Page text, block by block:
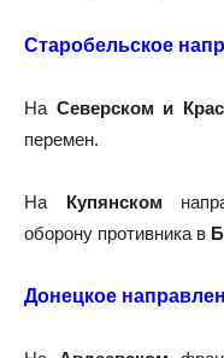
Старобельское
На Северском и
перемен.
На Купянском
оборону противника в
Донецкое